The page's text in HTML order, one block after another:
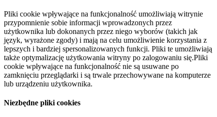
Pliki cookie wpływające na funkcjonalność umożliwiają witrynie
przypomnienie sobie informacji wprowadzonych przez
użytkownika lub dokonanych przez niego wyborów (takich jak
język, wyrażone zgody) i mają na celu umożliwienie korzystania z
lepszych i bardziej spersonalizowanych funkcji. Pliki te umożliwiają
także optymalizację użytkowania witryny po zalogowaniu się.Pliki
cookie wpływające na funkcjonalność nie są usuwane po
zamknięciu przeglądarki i są trwale przechowywane na komputerze
lub urządzeniu użytkownika.
Niezbędne pliki cookies